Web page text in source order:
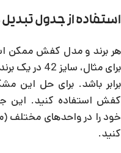
استفاده از جدول
هر برند و مدل کفش ممکن
برابر باشد. برای حل این
کفش استفاده کنید. این
خود را در واحدهای مختلف
کنید.